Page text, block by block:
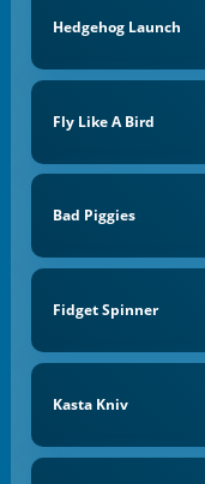
Hedgehog Launch
Fly Like A Bird
Bad Piggies
Fidget Spinner
Kasta Kniv